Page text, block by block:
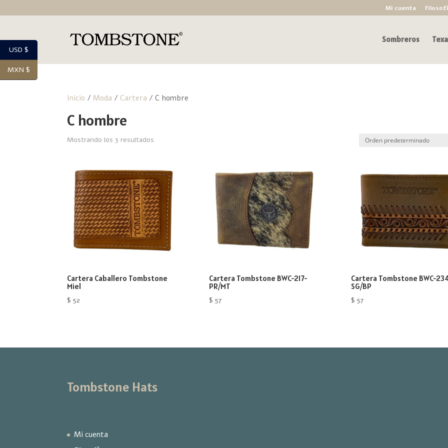
Mi cuenta
Sombreros
Inicio / Moda / Cartera / C hombre
C hombre
Mostrando los 3 resultados
Cartera Caballero Tombstone
Miel
$ 52
Cartera Tombstone BWC-217-
PR/MT
$ 57
Cartera Tombstone BWC-
SG/BP
$ 57
Tombstone Hats
Mi cuenta
USD $
MXN $